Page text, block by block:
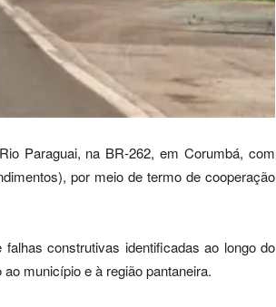
Paraguai, na BR-262, em Corumbá, com
por meio de termo de cooperação
construtivas identificadas ao longo do
município e à região pantaneira.